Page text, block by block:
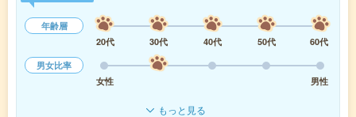
年齢層
20代
30代 40代 50代
60代
男女比率
女性
男性
もっと見る